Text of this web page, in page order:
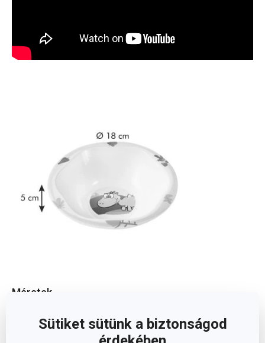
Sütiket sütünk a biztonságod
Méretek
A TERMÉK MAGASSÁGA (CM)